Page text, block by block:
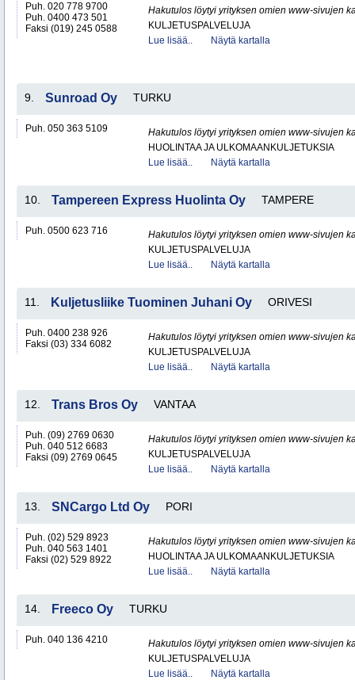
Puh. 020 778 9700
Puh. 0400 473 501
Faksi (019) 245 0588
Hakutulos löytyi yrityksen omien www-sivujen
KULJETUSPALVELUJA
Lue lisää..
Näytä kartalla
9. Sunroad Oy TURKU
Puh. 050 363 5109
Hakutulos löytyi yrityksen omien www-sivujen
HUOLINTAA JA ULKOMAANKULJETUKSIA
Lue lisää..
Näytä kartalla
10. Tampereen Express Huolinta Oy TAMPERE
Puh. 0500 623 716
Hakutulos löytyi yrityksen omien www-sivujen
KULJETUSPALVELUJA
Lue lisää..
Näytä kartalla
11. Kuljetusliike Tuominen Juhani Oy ORIVESI
Puh. 0400 238 926
Faksi (03) 334 6082
Hakutulos löytyi yrityksen omien www-sivujen
KULJETUSPALVELUJA
Lue lisää..
Näytä kartalla
12. Trans Bros Oy VANTAA
Puh. (09) 2769 0630
Puh. 040 512 6683
Faksi (09) 2769 0645
Hakutulos löytyi yrityksen omien www-sivujen
KULJETUSPALVELUJA
Lue lisää..
Näytä kartalla
13. SNCargo Ltd Oy PORI
Puh. (02) 529 8923
Puh. 040 563 1401
Faksi (02) 529 8922
Hakutulos löytyi yrityksen omien www-sivujen
HUOLINTAA JA ULKOMAANKULJETUKSIA
Lue lisää..
Näytä kartalla
14. Freeco Oy TURKU
Puh. 040 136 4210
Hakutulos löytyi yrityksen omien www-sivujen
KULJETUSPALVELUJA
Lue lisää..
Näytä kartalla